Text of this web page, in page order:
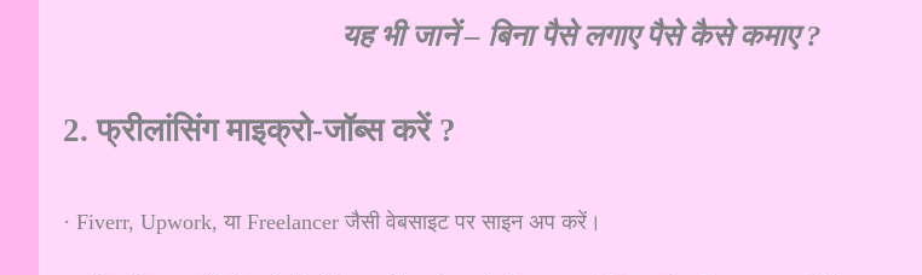
यह भी जानें – बिना पैसे लगाए पैसे कैसे कमाए ?
2. फ्रीलांसिंग माइक्रो-जॉब्स करें ?
· Fiverr, Upwork, या Freelancer जैसी वेबसाइट पर साइन अप करें।